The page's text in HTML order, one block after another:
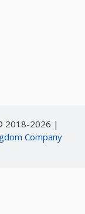
2018-2026 |
Company